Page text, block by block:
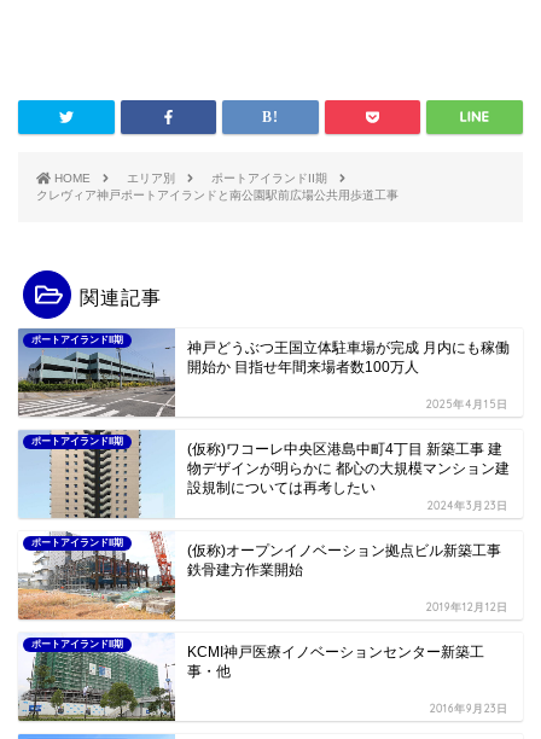
HOME エリア別
ポートアイランドII期
クレヴィア神戸ポートアイランドと南公園駅前広場公共用歩道工事
関連記事
ポートアイランドII期
神戸どうぶつ王国立体駐車場が完成 月内にも稼働
開始か 目指せ年間来場者数100万人
2025年4月15日
ポートアイランドII期
(仮称)ワコーレ中央区港島中町4丁目 新築工事 建
物デザインが明らかに 都心の大規模マンション建
設規制については再考したい
2024年3月23日
ポートアイランドII期
(仮称)オープンイノベーション拠点ビル新築工事
鉄骨建方作業開始
2019年12月12日
ポートアイランドII期
KCMI神戸医療イノベーションセンター新築工
事・他
2016年9月23日